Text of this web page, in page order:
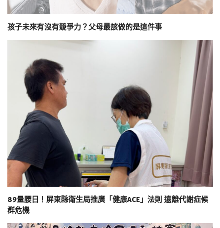
孩子未來有沒有競爭力？父母最該做的是這件事
89量腰日！屏東縣衛生局推廣「健康ACE」法則 遠離代謝症候
群危機